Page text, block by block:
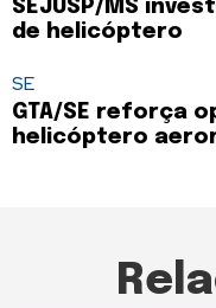
SEJUSP/MS
de helicóptero
SE
GTA/SE reforça
helicóptero